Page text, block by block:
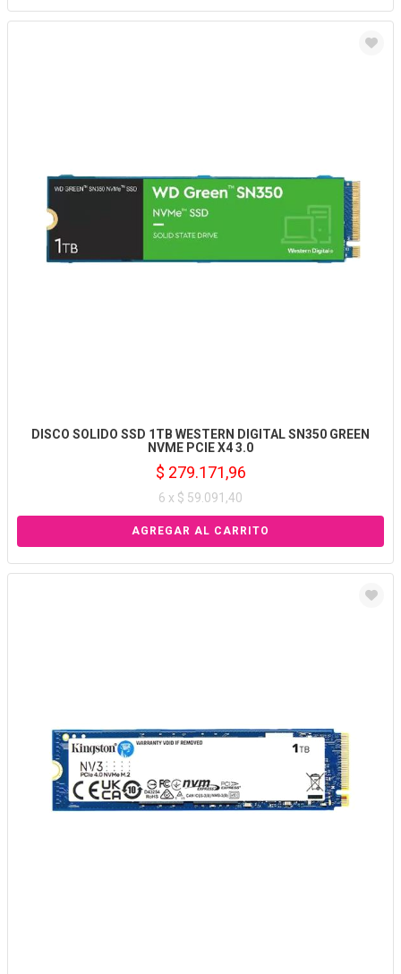
DISCO SOLIDO SSD 1TB WESTERN DIGITAL SN350 GREEN
NVME PCIE X4 3.0
$ 279.171,96
6 x $ 59.091,40